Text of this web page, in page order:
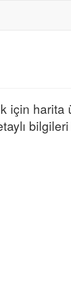
için harita